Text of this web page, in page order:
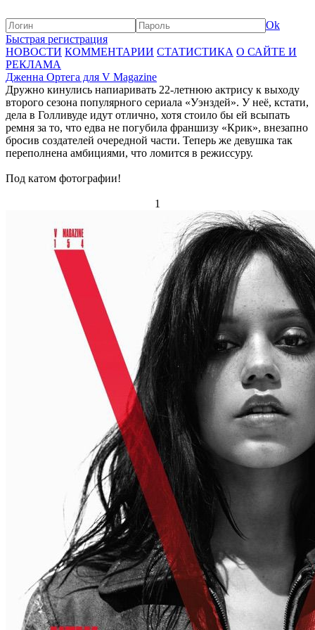
Ok
Быстрая регистрация
НОВОСТИ КОММЕНТАРИИ СТАТИСТИКА О САЙТЕ И
РЕКЛАМА
Дженна Ортега для V Magazine
Дружно кинулись напиаривать 22-летнюю актрису к выходу
второго сезона популярного сериала «Уэнздей». У неё, кстати,
дела в Голливуде идут отлично, хотя стоило бы ей всыпать
ремня за то, что едва не погубила франшизу «Крик», внезапно
бросив создателей очередной части. Теперь же девушка так
переполнена амбициями, что ломится в режиссуру.
Под катом фотографии!
1